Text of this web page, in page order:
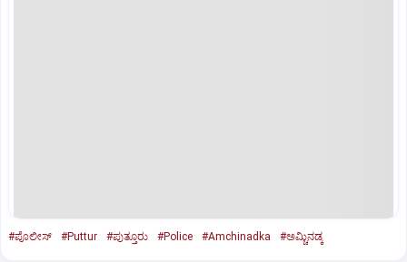
#ಪೊಲೀಸ್‌ #Puttur #ಪುತ್ತೂರು #Police #Amchinadka #ಅಮ್ಚಿನಡ್ಕ